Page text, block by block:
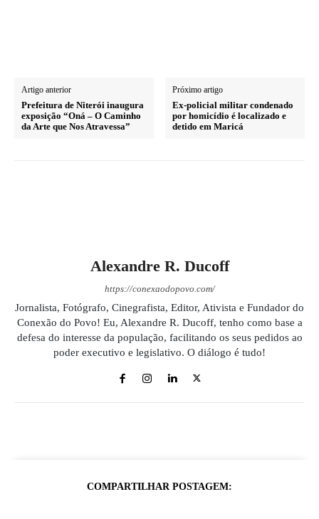
Artigo anterior
Prefeitura de Niterói inaugura
exposição “Oná – O Caminho
da Arte que Nos Atravessa”
Próximo artigo
Ex-policial militar condenado
por homicídio é localizado e
detido em Maricá
Alexandre R. Ducoff
https://conexaodopovo.com/
Jornalista, Fotógrafo, Cinegrafista, Editor, Ativista e Fundador do
Conexão do Povo! Eu, Alexandre R. Ducoff, tenho como base a
defesa do interesse da população, facilitando os seus pedidos ao
poder executivo e legislativo. O diálogo é tudo!
COMPARTILHAR POSTAGEM: